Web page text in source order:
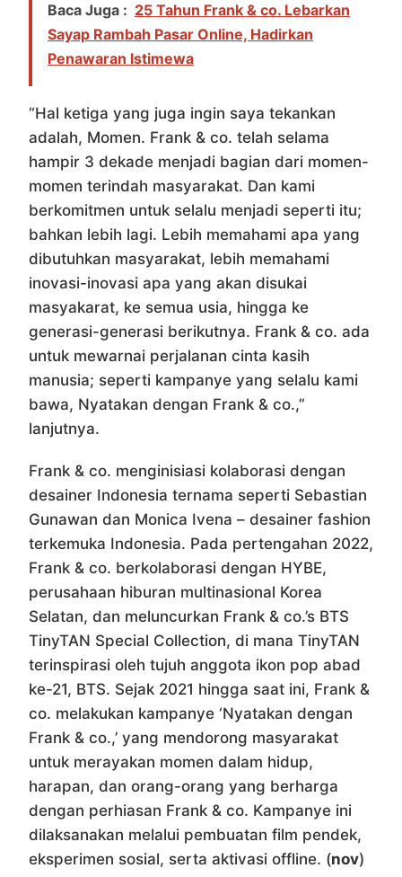
Baca Juga : 25 Tahun Frank & co. Lebarkan
Sayap Rambah Pasar Online, Hadirkan
Penawaran Istimewa
“Hal ketiga yang juga ingin saya tekankan
adalah, Momen. Frank & co. telah selama
hampir 3 dekade menjadi bagian dari momen-
momen terindah masyarakat. Dan kami
berkomitmen untuk selalu menjadi seperti itu;
bahkan lebih lagi. Lebih memahami apa yang
dibutuhkan masyarakat, lebih memahami
inovasi-inovasi apa yang akan disukai
masyakarat, ke semua usia, hingga ke
generasi-generasi berikutnya. Frank & co. ada
untuk mewarnai perjalanan cinta kasih
manusia; seperti kampanye yang selalu kami
bawa, Nyatakan dengan Frank & co.,”
lanjutnya.
Frank & co. menginisiasi kolaborasi dengan
desainer Indonesia ternama seperti Sebastian
Gunawan dan Monica Ivena – desainer fashion
terkemuka Indonesia. Pada pertengahan 2022,
Frank & co. berkolaborasi dengan HYBE,
perusahaan hiburan multinasional Korea
Selatan, dan meluncurkan Frank & co.’s BTS
TinyTAN Special Collection, di mana TinyTAN
terinspirasi oleh tujuh anggota ikon pop abad
ke-21, BTS. Sejak 2021 hingga saat ini, Frank &
co. melakukan kampanye ‘Nyatakan dengan
Frank & co.,’ yang mendorong masyarakat
untuk merayakan momen dalam hidup,
harapan, dan orang-orang yang berharga
dengan perhiasan Frank & co. Kampanye ini
dilaksanakan melalui pembuatan film pendek,
eksperimen sosial, serta aktivasi offline. (nov)